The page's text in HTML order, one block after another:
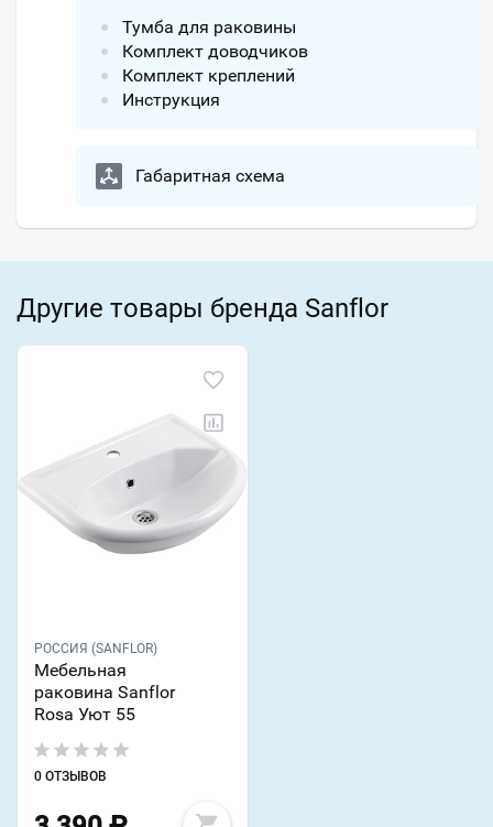
Тумба для раковины
Комплект доводчиков
Комплект креплений
Инструкция
Габаритная схема
Другие товары бренда Sanflor
РОССИЯ (SANFLOR)
Мебельная
раковина Sanflor
Rosa Уют 55
0 ОТЗЫВОВ